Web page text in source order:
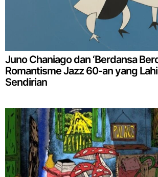
Juno Chaniago dan ‘Berdansa
Romantisme Jazz 60-an yang
Sendirian